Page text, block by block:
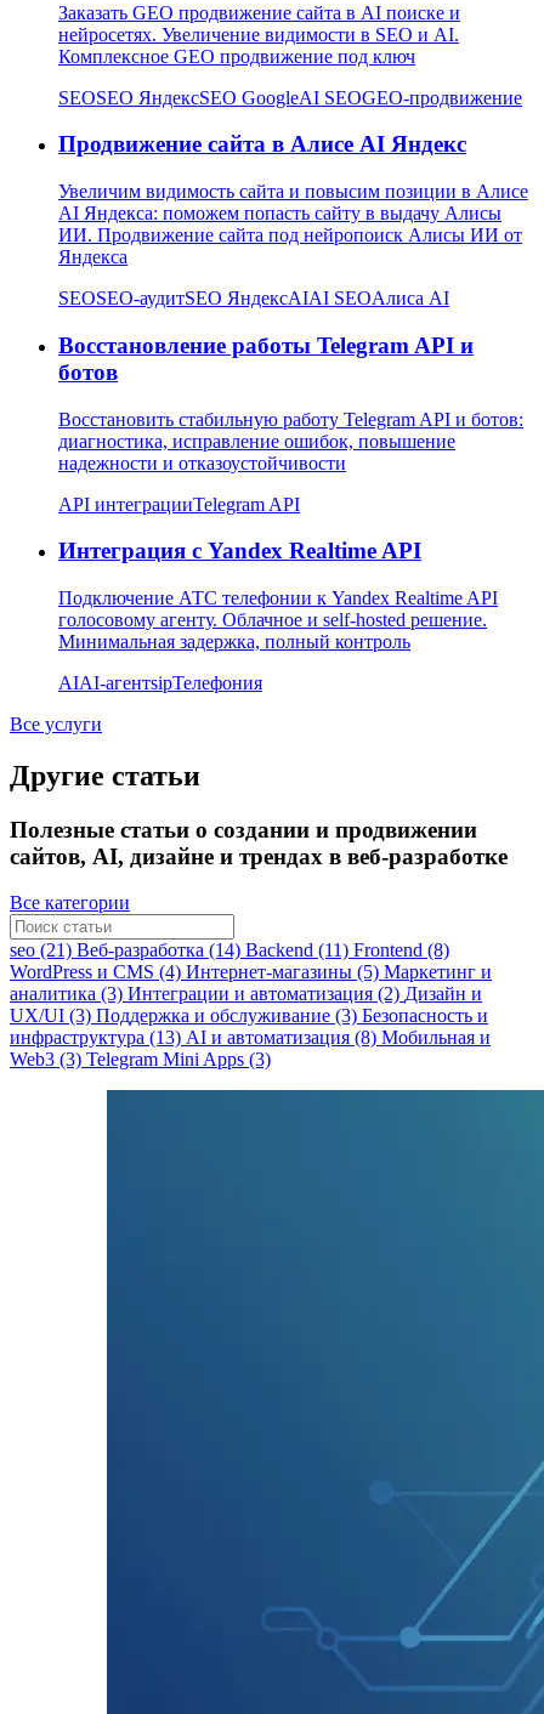
Заказать GEO продвижение сайта в AI поиске и
нейросетях. Увеличение видимости в SEO и AI.
Комплексное GEO продвижение под ключ
SEOSEO ЯндексSEO GoogleAI SEOGEO-продвижение
Продвижение сайта в Алисе AI Яндекс
Увеличим видимость сайта и повысим позиции в Алисе
AI Яндекса: поможем попасть сайту в выдачу Алисы
ИИ. Продвижение сайта под нейропоиск Алисы ИИ от
Яндекса
SEOSEO-аудитSEO ЯндексAIAI SEOАлиса AI
Восстановление работы Telegram API и
ботов
Восстановить стабильную работу Telegram API и ботов:
диагностика, исправление ошибок, повышение
надежности и отказоустойчивости
API интеграцииTelegram API
Интеграция с Yandex Realtime API
Подключение АТС телефонии к Yandex Realtime API
голосовому агенту. Облачное и self-hosted решение.
Минимальная задержка, полный контроль
AIAI-агентsipТелефония
Все услуги
Другие статьи
Полезные статьи о создании и продвижении
сайтов, AI, дизайне и трендах в веб-разработке
Все категории
seo (21) Веб-разработка (14) Backend (11) Frontend (8)
WordPress и CMS (4) Интернет-магазины (5) Маркетинг и
аналитика (3) Интеграции и автоматизация (2) Дизайн и
UX/UI (3) Поддержка и обслуживание (3) Безопасность и
инфраструктура (13) AI и автоматизация (8) Мобильная и
Web3 (3) Telegram Mini Apps (3)